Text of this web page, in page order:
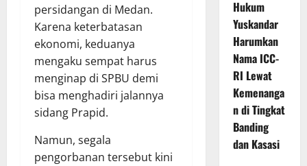
persidangan di Medan.
Karena keterbatasan
ekonomi, keduanya
mengaku sempat harus
menginap di SPBU demi
bisa menghadiri jalannya
sidang Prapid.
Namun, segala
pengorbanan tersebut kini
Hukum
Yuskandar
Harumkan
Nama ICC-
RI Lewat
Kemenanga
n di Tingkat
Banding
dan Kasasi